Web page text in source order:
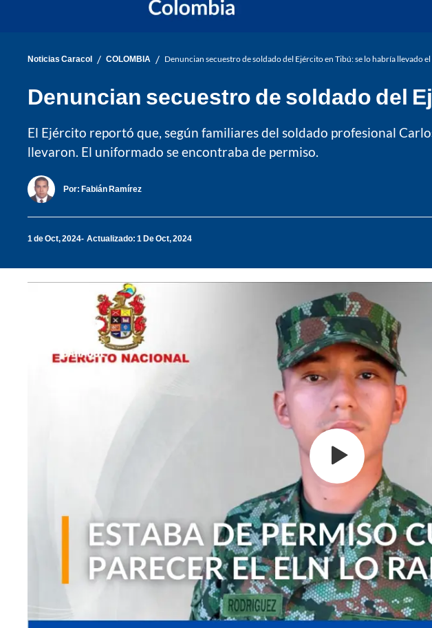
Noticias Caracol / COLOMBIA / Denuncian secuestro de soldado del Ejército en Tibú: se lo habría llevado el
Denuncian secuestro de soldado del
El Ejército reportó que, según familiares del soldado profesional
llevaron. El uniformado se encontraba de permiso.
Por: Fabián Ramírez
1 de Oct, 2024 Actualizado: 1 De Oct, 2024